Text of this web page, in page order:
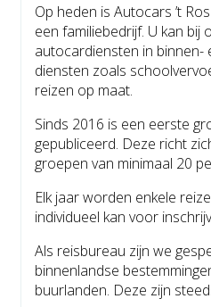
Op heden is Autocars ’t
een familiebedrijf. U kan bij
autocardiensten in binnen-
diensten zoals
reizen op maat.
Sinds 2016 is een eerste
gepubliceerd. Deze richt
groepen van minimaal 20
Elk jaar worden enkele
individueel kan voor
Als reisbureau zijn we
binnenlandse
buurlanden. Deze zijn